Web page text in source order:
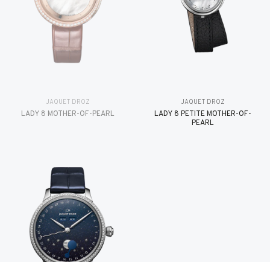
JAQUET DROZ
LADY 8 MOTHER-OF-PEARL
JAQUET DROZ
LADY 8 PETITE MOTHER-OF-
PEARL